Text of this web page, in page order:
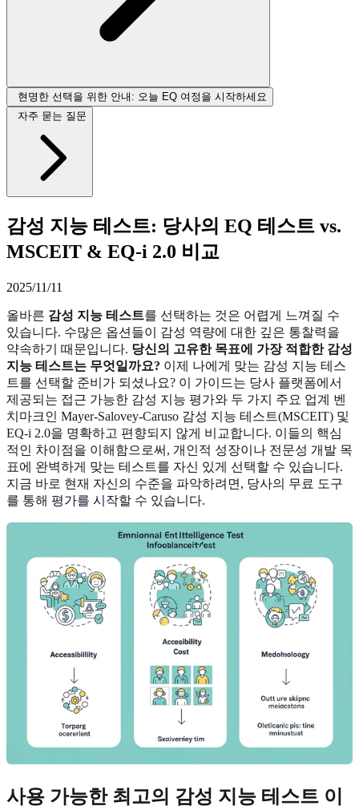
현명한 선택을 위한 안내: 오늘 EQ 여정을 시작하세요
자주 묻는 질문
감성 지능 테스트: 당사의 EQ 테스트 vs.
MSCEIT & EQ-i 2.0 비교
2025/11/11
올바른 감성 지능 테스트를 선택하는 것은 어렵게 느껴질 수
있습니다. 수많은 옵션들이 감성 역량에 대한 깊은 통찰력을
약속하기 때문입니다. 당신의 고유한 목표에 가장 적합한 감성
지능 테스트는 무엇일까요? 이제 나에게 맞는 감성 지능 테스
트를 선택할 준비가 되셨나요? 이 가이드는 당사 플랫폼에서
제공되는 접근 가능한 감성 지능 평가와 두 가지 주요 업계 벤
치마크인 Mayer-Salovey-Caruso 감성 지능 테스트(MSCEIT) 및
EQ-i 2.0을 명확하고 편향되지 않게 비교합니다. 이들의 핵심
적인 차이점을 이해함으로써, 개인적 성장이나 전문성 개발 목
표에 완벽하게 맞는 테스트를 자신 있게 선택할 수 있습니다.
지금 바로 현재 자신의 수준을 파악하려면, 당사의 무료 도구
를 통해 평가를 시작할 수 있습니다.
사용 가능한 최고의 감성 지능 테스트 이